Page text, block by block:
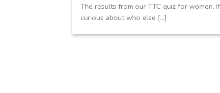
The results from our TTC quiz for women.
curious about who else [...]